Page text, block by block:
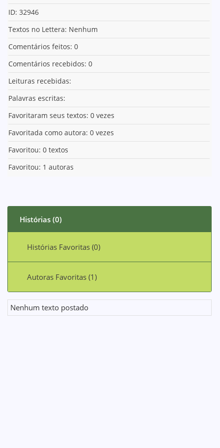
ID: 32946
Textos no Lettera: Nenhum
Comentários feitos: 0
Comentários recebidos: 0
Leituras recebidas:
Palavras escritas:
Favoritaram seus textos: 0 vezes
Favoritada como autora: 0 vezes
Favoritou: 0 textos
Favoritou: 1 autoras
Histórias (0)
Histórias Favoritas (0)
Autoras Favoritas (1)
Nenhum texto postado